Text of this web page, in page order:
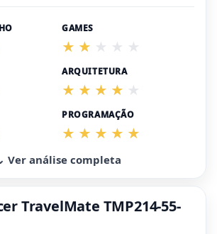
GAMES
ARQUITETURA
PROGRAMAÇÃO
Ver análise completa
TravelMate TMP214-55-